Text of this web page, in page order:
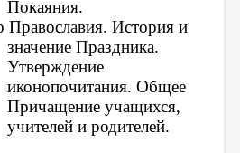
Покаяния.
Православия. История и
Утверждение
иконопочитания. Общее
Причащение учащихся,
учителей и родителей.